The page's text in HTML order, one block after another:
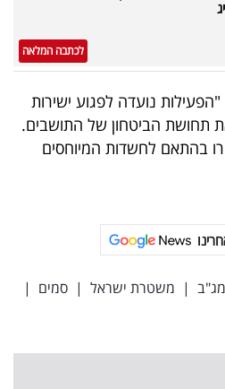
לכתבה המלאה
נועדה לפגוע ישירות
תחושת הביטחון של התושבים.
בהתאם לחשדות המיוחסים
מג"ב | משטרת ישראל | סמים |